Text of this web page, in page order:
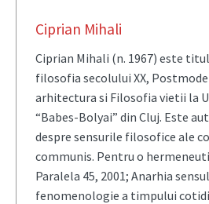
Ciprian Mihali
Ciprian Mihali (n. 1967) este
filosofia secolului XX,
arhitectura si Filosofia vietii la
“Babes-Bolyai” din Cluj. Este
despre sensurile filosofice ale
communis. Pentru o
Paralela 45, 2001; Anarhia
fenomenologie a timpului